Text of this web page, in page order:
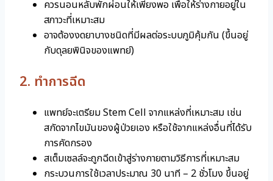
ควรนอนหลับพักผ่อนให้เพียงพอ เพื่อให้ร่างกายอยู่ใน
สภาวะที่เหมาะสม
อาจต้องงดยาบางชนิดที่มีผลต่อระบบภูมิคุ้มกัน (ขึ้นอยู่
กับดุลยพินิจของแพทย์)
2. ทำการฉีด
แพทย์จะเตรียม Stem Cell จากแหล่งที่เหมาะสม เช่น
สกัดจากไขมันของผู้ป่วยเอง หรือใช้จากแหล่งอื่นที่ได้รับ
การคัดกรอง
สเต็มเซลล์จะถูกฉีดเข้าสู่ร่างกายตามวิธีการที่เหมาะสม
กระบวนการใช้เวลาประมาณ 30 นาที – 2 ชั่วโมง ขึ้นอยู่